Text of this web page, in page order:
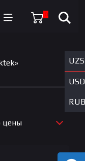
0
UZS
USD
RUB
цены